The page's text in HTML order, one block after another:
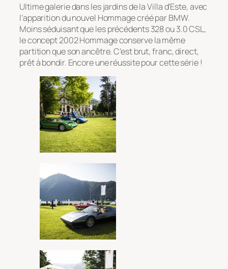
Ultime galerie dans les jardins de la Villa d’Este, avec
l’apparition du nouvel Hommage créé par BMW.
Moinsséduisantque les précédents 328 ou 3.0 CSL,
le concept 2002 Hommage conserve la même
partition que son ancêtre. C’est brut, franc, direct,
prêt à bondir. Encore une réussite pour cette série !